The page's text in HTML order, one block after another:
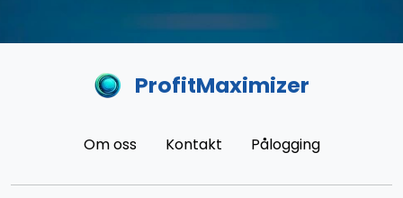
ProfitMaximizer
Om oss Kontakt Pålogging